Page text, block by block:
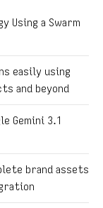
Using a Swarm
easily using
and beyond
Gemini 3.1
brand assets